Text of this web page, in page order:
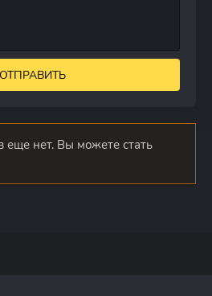
ОТПРАВИТЬ
еще нет. Вы можете стать